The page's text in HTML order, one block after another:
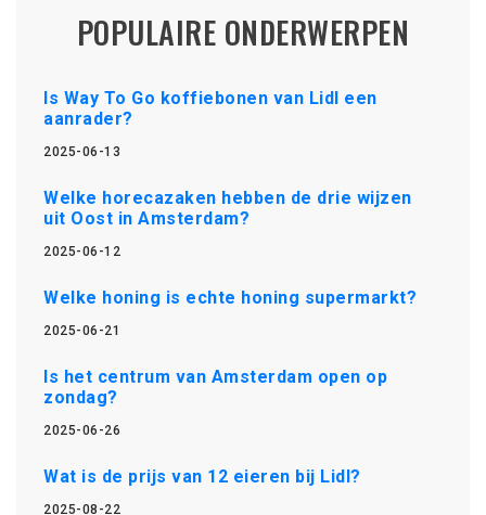
POPULAIRE ONDERWERPEN
Is Way To Go koffiebonen van Lidl een
aanrader?
2025-06-13
Welke horecazaken hebben de drie wijzen
uit Oost in Amsterdam?
2025-06-12
Welke honing is echte honing supermarkt?
2025-06-21
Is het centrum van Amsterdam open op
zondag?
2025-06-26
Wat is de prijs van 12 eieren bij Lidl?
2025-08-22